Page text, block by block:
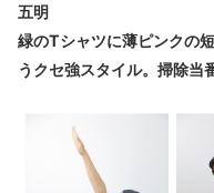
五明
緑のTシャツに薄ピンクの
うクセ強スタイル。掃除当